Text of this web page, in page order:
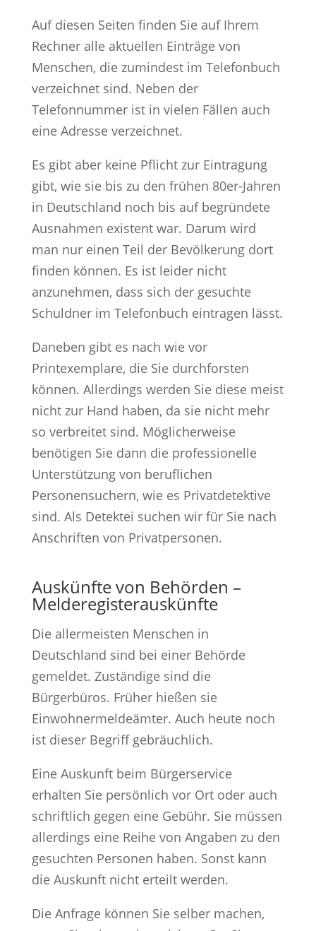
Auf diesen Seiten finden Sie auf Ihrem
Rechner alle aktuellen Einträge von
Menschen, die zumindest im Telefonbuch
verzeichnet sind. Neben der
Telefonnummer ist in vielen Fällen auch
eine Adresse verzeichnet.
Es gibt aber keine Pflicht zur Eintragung
gibt, wie sie bis zu den frühen 80er-Jahren
in Deutschland noch bis auf begründete
Ausnahmen existent war. Darum wird
man nur einen Teil der Bevölkerung dort
finden können. Es ist leider nicht
anzunehmen, dass sich der gesuchte
Schuldner im Telefonbuch eintragen lässt.
Daneben gibt es nach wie vor
Printexemplare, die Sie durchforsten
können. Allerdings werden Sie diese meist
nicht zur Hand haben, da sie nicht mehr
so verbreitet sind. Möglicherweise
benötigen Sie dann die professionelle
Unterstützung von beruflichen
Personensuchern, wie es Privatdetektive
sind. Als Detektei suchen wir für Sie nach
Anschriften von Privatpersonen.
Auskünfte von Behörden –
Melderegisterauskünfte
Die allermeisten Menschen in
Deutschland sind bei einer Behörde
gemeldet. Zuständige sind die
Bürgerbüros. Früher hießen sie
Einwohnermeldeämter. Auch heute noch
ist dieser Begriff gebräuchlich.
Eine Auskunft beim Bürgerservice
erhalten Sie persönlich vor Ort oder auch
schriftlich gegen eine Gebühr. Sie müssen
allerdings eine Reihe von Angaben zu den
gesuchten Personen haben. Sonst kann
die Auskunft nicht erteilt werden.
Die Anfrage können Sie selber machen,